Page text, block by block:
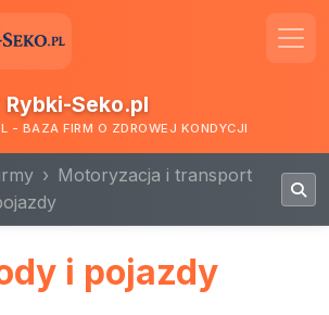
Rybki-Seko.pl
- BAZA FIRM O ZDROWEJ KONDYCJI
Motoryzacja i transport
i pojazdy